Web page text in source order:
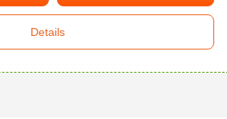
Details